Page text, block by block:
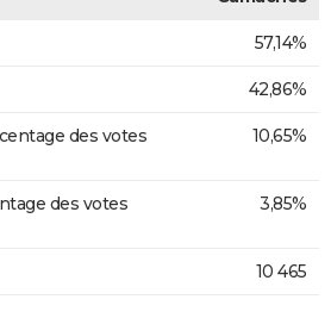
57,14%
42,86%
des votes
10,65%
des votes
3,85%
10 465